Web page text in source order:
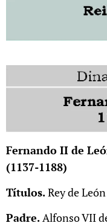
Fernando II de
(1137-1188)
Títulos.Rey de
Padre. Alfonso VII